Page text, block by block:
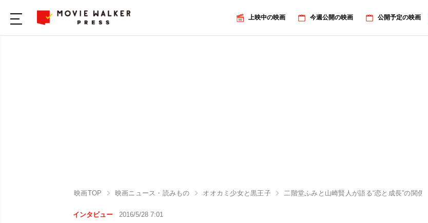
上映中の映画 今週公開の映画 公開予定の映画
映画TOP 映画ニュース・読みもの オオカミ少女と黒王子 二階堂ふみと山崎賢人が語る“恋と成長”の関係性
インタビュー 2016/5/28 7:01